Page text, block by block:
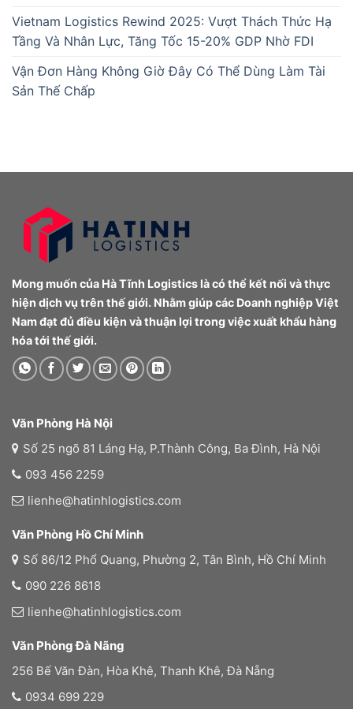
Vietnam Logistics Rewind 2025: Vượt Thách Thức Hạ
Tầng Và Nhân Lực, Tăng Tốc 15-20% GDP Nhờ FDI
Vận Đơn Hàng Không Giờ Đây Có Thể Dùng Làm Tài
Sản Thế Chấp
Mong muốn của Hà Tĩnh Logistics là có thể kết nối và thực
hiện dịch vụ trên thế giới. Nhằm giúp các Doanh nghiệp Việt
Nam đạt đủ điều kiện và thuận lợi trong việc xuất khẩu hàng
hóa tới thế giới.
Văn Phòng Hà Nội
Số 25 ngõ 81 Láng Hạ, P.Thành Công, Ba Đình, Hà Nội
093 456 2259
lienhe@hatinhlogistics.com
Văn Phòng Hồ Chí Minh
Số 86/12 Phổ Quang, Phường 2, Tân Bình, Hồ Chí Minh
090 226 8618
lienhe@hatinhlogistics.com
Văn Phòng Đà Nãng
256 Bế Văn Đàn, Hòa Khê, Thanh Khê, Đà Nẵng
0934 699 229